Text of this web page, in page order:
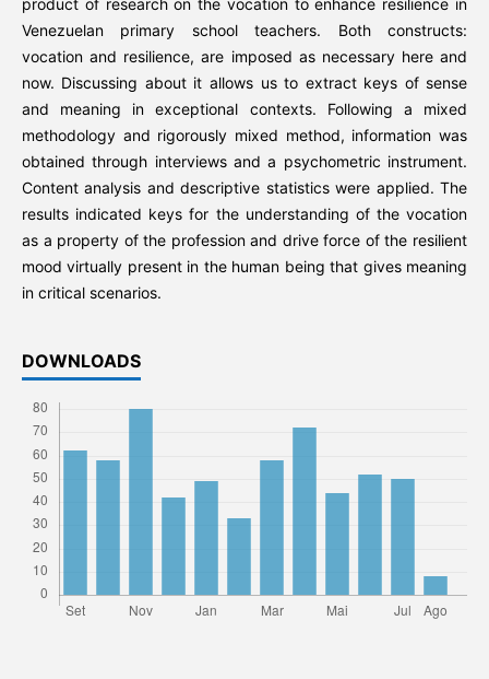
product of research on the vocation to enhance resilience in
Venezuelan primary school teachers. Both constructs:
vocation and resilience, are imposed as necessary here and
now. Discussing about it allows us to extract keys of sense
and meaning in exceptional contexts. Following a mixed
methodology and rigorously mixed method, information was
obtained through interviews and a psychometric instrument.
Content analysis and descriptive statistics were applied. The
results indicated keys for the understanding of the vocation
as a property of the profession and drive force of the resilient
mood virtually present in the human being that gives meaning
in critical scenarios.
DOWNLOADS